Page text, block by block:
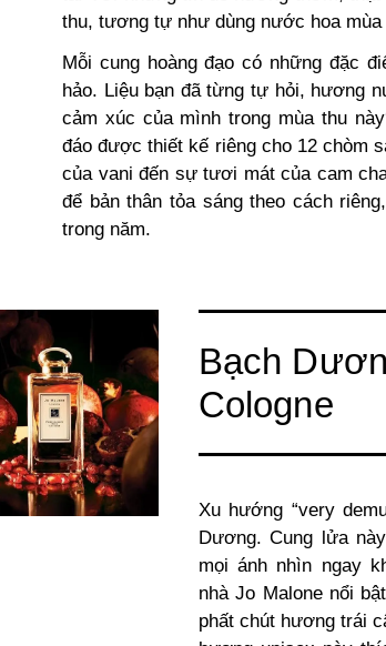
thu, tương tự như dùng nước hoa mùa
Mỗi cung hoàng đạo có những đặc
hảo. Liệu bạn đã từng tự hỏi, hương
cảm xúc của mình trong mùa thu
đáo được thiết kế riêng cho 12 chòm
của vani đến sự tươi mát của cam
để bản thân tỏa sáng theo cách
trong năm.
Bạch
Cologne
Xu hướng “very
Dương. Cung lửa
mọi ánh nhìn ngay
nhà Jo Malone nổi
phất chút hương trái